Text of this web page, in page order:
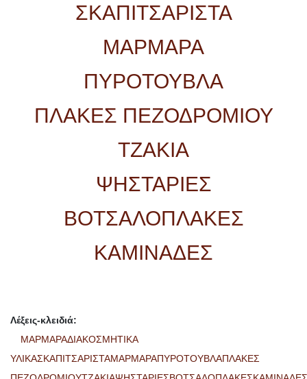
ΣΚΑΠΙΤΣΑΡΙΣΤΑ
ΜΑΡΜΑΡΑ
ΠΥΡΟΤΟΥΒΛΑ
ΠΛΑΚΕΣ ΠΕΖΟΔΡΟΜΙΟΥ
ΤΖΑΚΙΑ
ΨΗΣΤΑΡΙΕΣ
ΒΟΤΣΑΛΟΠΛΑΚΕΣ
ΚΑΜΙΝΑΔΕΣ
Λέξεις-κλειδιά:
ΜΑΡΜΑΡΑΔΙΑΚΟΣΜΗΤΙΚΑ
ΥΛΙΚΑΣΚΑΠΙΤΣΑΡΙΣΤΑΜΑΡΜΑΡΑΠΥΡΟΤΟΥΒΛΑΠΛΑΚΕΣ